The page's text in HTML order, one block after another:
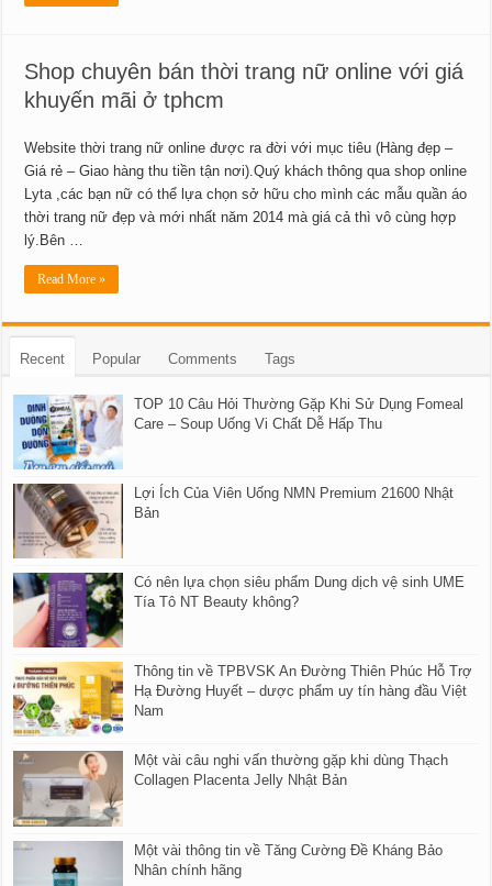
Shop chuyên bán thời trang nữ online với giá
khuyến mãi ở tphcm
Website thời trang nữ online được ra đời với mục tiêu (Hàng đẹp –
Giá rẻ – Giao hàng thu tiền tận nơi).Quý khách thông qua shop online
Lyta ,các bạn nữ có thể lựa chọn sở hữu cho mình các mẫu quần áo
thời trang nữ đẹp và mới nhất năm 2014 mà giá cả thì vô cùng hợp
lý.Bên …
Read More »
Recent Popular Comments Tags
TOP 10 Câu Hỏi Thường Gặp Khi Sử Dụng Fomeal
Care – Soup Uống Vi Chất Dễ Hấp Thu
Lợi Ích Của Viên Uống NMN Premium 21600 Nhật
Bản
Có nên lựa chọn siêu phẩm Dung dịch vệ sinh UME
Tía Tô NT Beauty không?
Thông tin về TPBVSK An Đường Thiên Phúc Hỗ Trợ
Hạ Đường Huyết – dược phẩm uy tín hàng đầu Việt
Nam
Một vài câu nghi vấn thường gặp khi dùng Thạch
Collagen Placenta Jelly Nhật Bản
Một vài thông tin về Tăng Cường Đề Kháng Bảo
Nhân chính hãng